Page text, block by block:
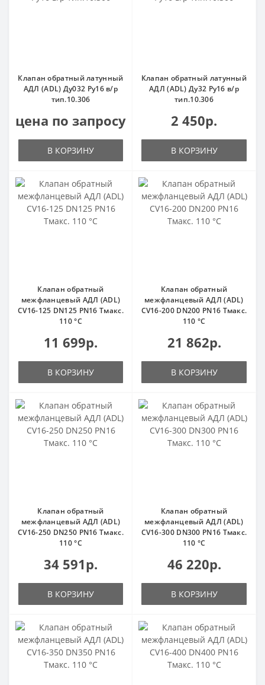
Клапан обратный латунный
АДЛ (ADL) Ду032 Ру16 в/р
тип.10.306
цена по запросу
В КОРЗИНУ
Клапан обратный латунный
АДЛ (ADL) Ду32 Ру16 в/р
тип.10.306
2 450р.
В КОРЗИНУ
Клапан обратный
межфланцевый АДЛ (ADL)
CV16-125 DN125 PN16 Тмакс.
110 °С
11 699р.
В КОРЗИНУ
Клапан обратный
межфланцевый АДЛ (ADL)
CV16-200 DN200 PN16 Тмакс.
110 °С
21 862р.
В КОРЗИНУ
Клапан обратный
межфланцевый АДЛ (ADL)
CV16-250 DN250 PN16 Тмакс.
110 °С
34 591р.
В КОРЗИНУ
Клапан обратный
межфланцевый АДЛ (ADL)
CV16-300 DN300 PN16 Тмакс.
110 °С
46 220р.
В КОРЗИНУ